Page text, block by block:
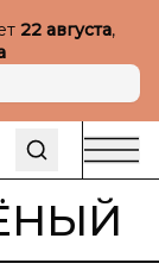
22 августа,